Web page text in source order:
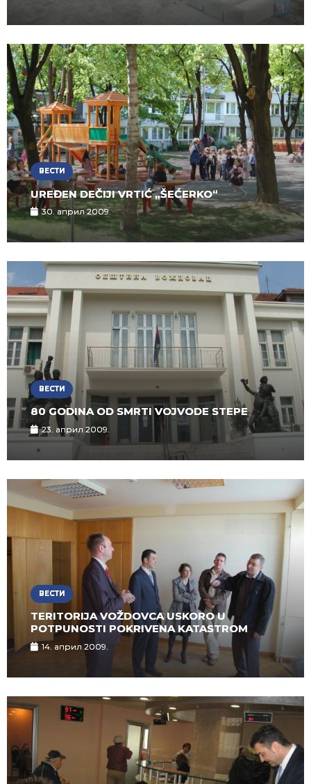
ВЕСТИ
UREĐEN DEČIJI VRTIĆ „ŠEĆERKO“
30. април 2009.
ВЕСТИ
80 GODINA OD SMRTI VOJVODE STEPE
23. април 2009.
ВЕСТИ
TERITORIJA VOŽDOVCA USKORO U
POTPUNOSTI POKRIVENA KATASTROM
14. април 2009.